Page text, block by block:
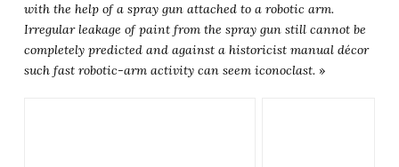
with the help of a spray gun attached to a robotic arm.
Irregular leakage of paint from the spray gun still cannot be
completely predicted and against a historicist manual décor
such fast robotic-arm activity can seem iconoclast. »